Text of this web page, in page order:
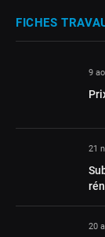
FICHES
9
21
20